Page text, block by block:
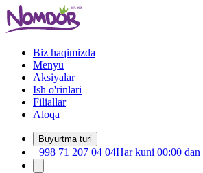
Biz haqimizda
Menyu
Aksiyalar
Ish o'rinlari
Filiallar
Aloqa
Buyurtma turi
+998 71 207 04 04Har kuni 00:00 dan